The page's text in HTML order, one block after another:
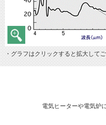
・グラフはクリックすると拡大して
電気ヒーターや電気炉